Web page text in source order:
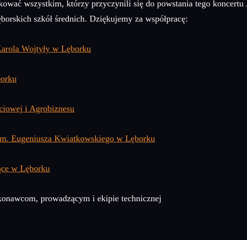
wszystkim, którzy przyczynili się do powstania tego
szkół średnich. Dziękujemy za współpracę:
Wojtyły w Lęborku
i Agrobiznesu
Eugeniusza Kwiatkowskiego w Lęborku
w Lęborku
prowadzącym i ekipie technicznej